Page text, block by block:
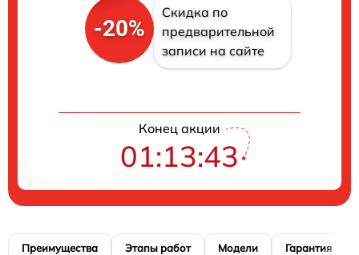
-20%
Скидка по
предварительной
записи на сайте
Конец акции
01:13:42
Преимущества Этапы работ Модели Гарантия